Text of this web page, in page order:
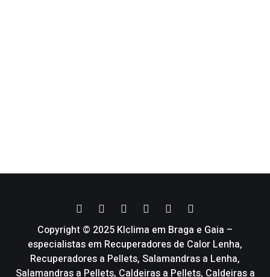
Copyright © 2025 Klclima em Braga e Gaia –
especialistas em Recuperadores de Calor Lenha,
Recuperadores a Pellets, Salamandras a Lenha,
Salamandras a Pellets, Caldeiras a Pellets, Caldeiras a